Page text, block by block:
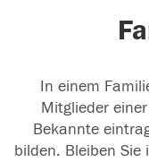
In einem
Mitglieder
Bekannte
bilden. Bleiben